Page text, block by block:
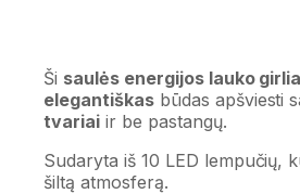
Ši saulės energijos lauko
elegantiškasbūdas apšviesti
tvariaiir be pastangų.
Sudaryta iš 10 LED lempučių,
šiltą atmosferą.